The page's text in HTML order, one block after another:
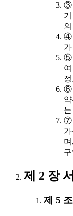
③
④
⑤
⑥
⑦
제 2 장
제 5